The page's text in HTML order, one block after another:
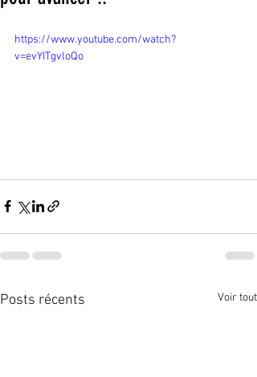
https://www.youtube.com/watch?
v=evYITgvloQo
Posts récents Voir tout